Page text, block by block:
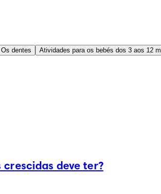
Os dentes Atividades para os bebés dos 3 aos 12
deve ter?